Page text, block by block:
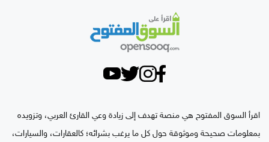
اقرأ السوق المفتوح هي منصة تهدف إلى زيادة وعي القارئ العربي، وتزويده
بمعلومات صحيحة وموثوقة حول كل ما يرغب بشرائه؛ كالعقارات، والسيارات،